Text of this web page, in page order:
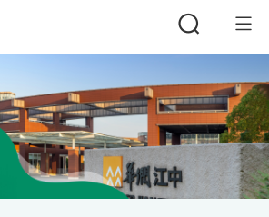
搜索